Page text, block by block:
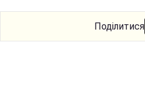
Поділитися